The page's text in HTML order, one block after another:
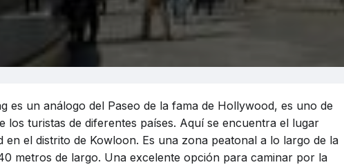
es un análogo del Paseo de la fama de Hollywood, es uno de
los turistas de diferentes países. Aquí se encuentra el lugar
en el distrito de Kowloon. Es una zona peatonal a lo largo de la
metros de largo. Una excelente opción para caminar por la